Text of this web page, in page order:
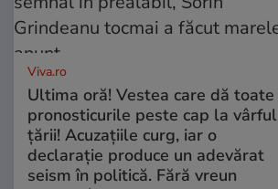
Viva.ro
Ultima oră! Vestea care dă toate
pronosticurile peste cap la vârful
țării! Acuzațiile curg, iar o
declarație produce un adevărat
seism în politică. Fără vreun